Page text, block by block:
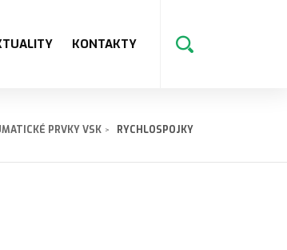
KONTAKTY
PRVKY VSK RYCHLOSPOJKY